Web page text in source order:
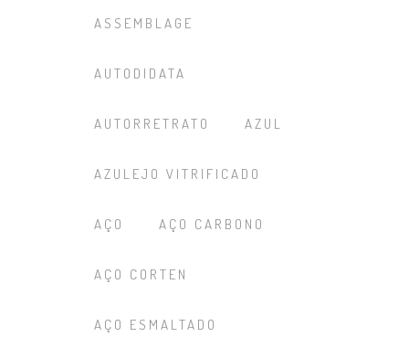
ASSEMBLAGE
AUTODIDATA
AUTORRETRATO AZUL
AZULEJO VITRIFICADO
AÇO AÇO CARBONO
AÇO CORTEN
AÇO ESMALTADO